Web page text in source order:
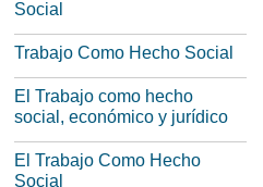
Social
Trabajo Como Hecho Social
El Trabajo como hecho
social, económico y jurídico
El Trabajo Como Hecho
Social